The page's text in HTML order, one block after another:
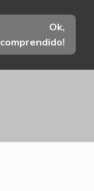
Ok,
comprendido!